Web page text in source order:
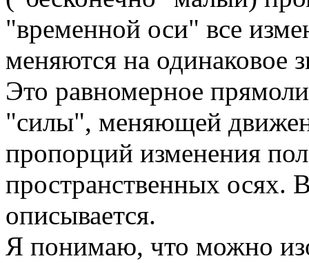
"временной оси" все
меняются на одинаковое
Это равномерное
"силы", меняющей
пропорций изменения
пространственных осях.
описывается.
Я понимаю, что можно